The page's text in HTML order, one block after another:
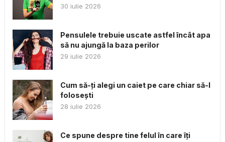
30 iulie 2026
Pensulele trebuie uscate astfel încât apa
să nu ajungă la baza perilor
29 iulie 2026
Cum să-ți alegi un caiet pe care chiar să-l
folosești
28 iulie 2026
Ce spune despre tine felul în care îți